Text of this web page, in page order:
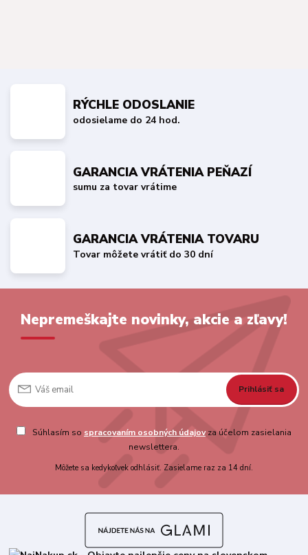
RÝCHLE ODOSLANIE
odosielame do 24 hod.
GARANCIA VRÁTENIA PEŇAZÍ
sumu za tovar vrátime
GARANCIA VRÁTENIA TOVARU
Tovar môžete vrátiť do 30 dní
Nepremeškajte novinky, akcie a zľavy!
Prihlásiť sa
Súhlasím so spracovaním osobných údajovza účelom zasielania
newslettera.
Môžete sa kedykoľvek odhlásiť. Zasielame raz za 14 dní.